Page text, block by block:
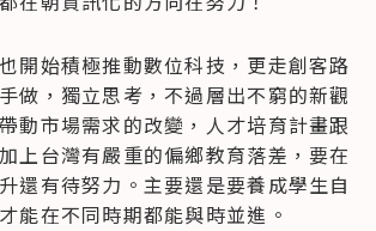
開始積極推動數位科技，更走創客路
做，獨立思考，不過層出不窮的新觀
動市場需求的改變，人才培育計畫跟
上台灣有嚴重的偏鄉教育落差，要在
還有待努力。主要還是要養成學生自
能在不同時期都能與時並進。